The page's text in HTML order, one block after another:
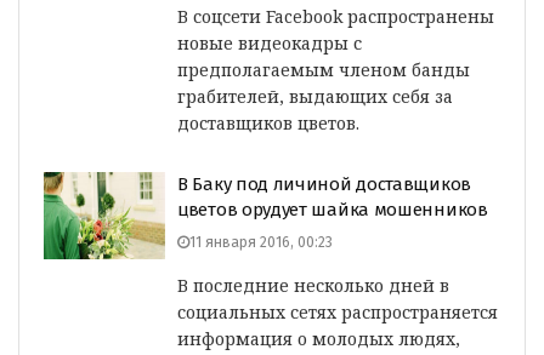
В соцсети Facebook распространены
новые видеокадры с
предполагаемым членом банды
грабителей, выдающих себя за
доставщиков цветов.
В Баку под личиной доставщиков
цветов орудует шайка мошенников
11 января 2016, 00:23
В последние несколько дней в
социальных сетях распространяется
информация о молодых людях,